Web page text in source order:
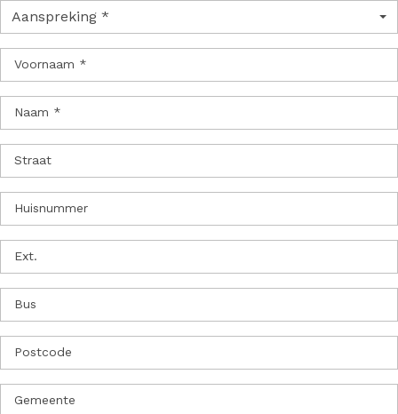
Aanspreking *
Voornaam *
Naam *
Straat
Huisnummer
Ext.
Bus
Postcode
Gemeente